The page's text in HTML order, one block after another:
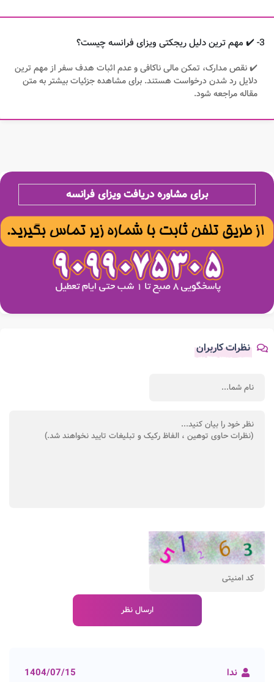
3- ✔️ مهم ترین دلیل ریجکتی ویزای فرانسه چیست؟
✔️ نقص مدارک، تمکن مالی ناکافی و عدم اثبات هدف سفر از مهم ترین
دلایل رد شدن درخواست هستند. برای مشاهده جزئیات بیشتر به متن
مقاله مراجعه شود.
برای مشاوره دریافتویزای فرانسه
نظرات کاربران
ندا 1404/07/15